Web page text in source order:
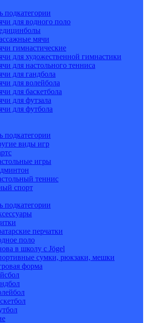
подкатегории
для водного поло
мячи
гимнастические
для художественной гимнастики
для настольного тенниса
для гандбола
для волейбола
для баскетбола
для футзала
для футбола
подкатегории
виды игр
игры
теннис
спорт
подкатегории
перчатки
поло
в школу c Jögel
сумки, рюкзаки, мешки
форма